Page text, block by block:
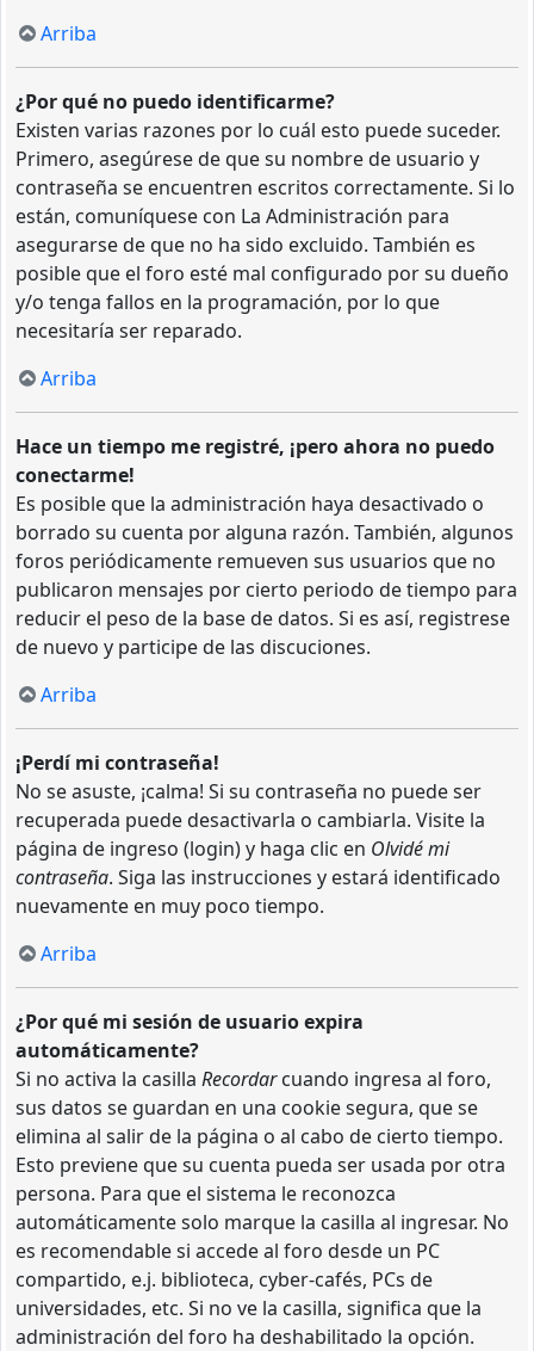
Arriba
¿Por qué no puedo identificarme?
Existen varias razones por lo cuál esto puede suceder.
Primero, asegúrese de que su nombre de usuario y
contraseña se encuentren escritos correctamente. Si lo
están, comuníquese con La Administración para
asegurarse de que no ha sido excluido. También es
posible que el foro esté mal configurado por su dueño
y/o tenga fallos en la programación, por lo que
necesitaría ser reparado.
Arriba
Hace un tiempo me registré, ¡pero ahora no puedo
conectarme!
Es posible que la administración haya desactivado o
borrado su cuenta por alguna razón. También, algunos
foros periódicamente remueven sus usuarios que no
publicaron mensajes por cierto periodo de tiempo para
reducir el peso de la base de datos. Si es así, registrese
de nuevo y participe de las discuciones.
Arriba
¡Perdí mi contraseña!
No se asuste, ¡calma! Si su contraseña no puede ser
recuperada puede desactivarla o cambiarla. Visite la
página de ingreso (login) y haga clic en Olvidé mi
contraseña. Siga las instrucciones y estará identificado
nuevamente en muy poco tiempo.
Arriba
¿Por qué mi sesión de usuario expira
automáticamente?
Si no activa la casilla Recordarcuando ingresa al foro,
sus datos se guardan en una cookie segura, que se
elimina al salir de la página o al cabo de cierto tiempo.
Esto previene que su cuenta pueda ser usada por otra
persona. Para que el sistema le reconozca
automáticamente solo marque la casilla al ingresar. No
es recomendable si accede al foro desde un PC
compartido, e.j. biblioteca, cyber-cafés, PCs de
universidades, etc. Si no ve la casilla, significa que la
administración del foro ha deshabilitado la opción.